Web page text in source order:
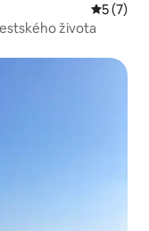
5 (7)
života